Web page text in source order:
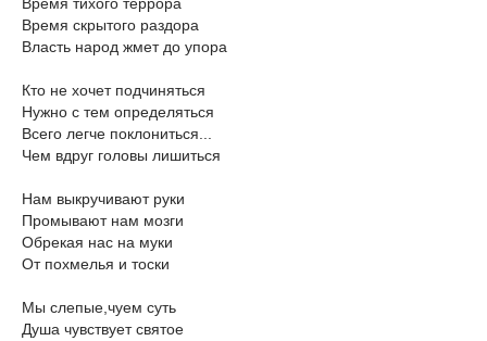
Время скрытого раздора
Власть народ жмет до упора
Кто не хочет подчиняться
Нужно с тем определяться
Всего легче поклониться...
Чем вдруг головы лишиться
Нам выкручивают руки
Промывают нам мозги
Обрекая нас на муки
От похмелья и тоски
Мы слепые,чуем суть
Душа чувствует святое